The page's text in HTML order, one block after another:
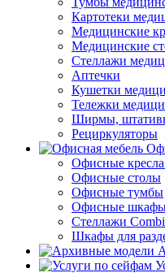
Картотеки
Медицинские
Медицинские
Стеллажи
Аптечки
Кушетки
Тележки
Ширмы,
Рециркуляторы
Офисные кресла
Офисные столы
Офисные тумбы
Офисные
Стеллажи
Шкафы для